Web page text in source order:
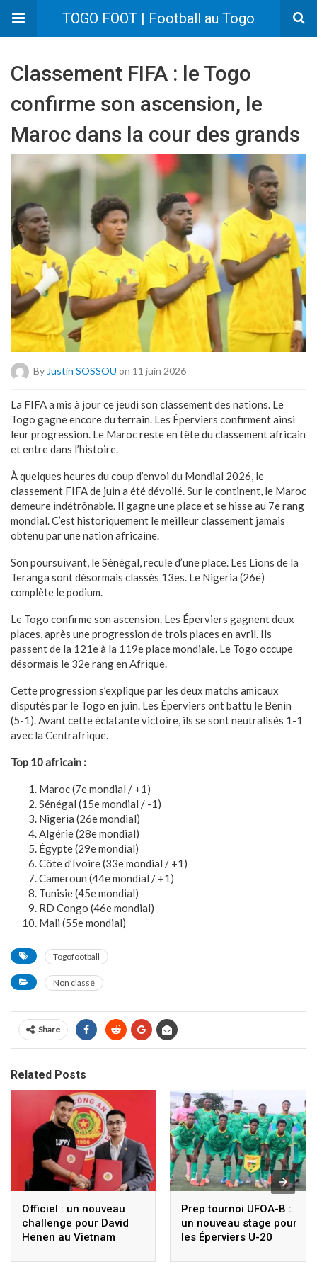
TOGO FOOT | Football au Togo
Classement FIFA : le Togo
confirme son ascension, le
Maroc dans la cour des grands
By Justin SOSSOU on 11 juin 2026
La FIFA a mis à jour ce jeudi son classement des nations. Le
Togo gagne encore du terrain. Les Éperviers confirment ainsi
leur progression. Le Maroc reste en tête du classement africain
et entre dans l’histoire.
À quelques heures du coup d’envoi du Mondial 2026, le
classement FIFA de juin a été dévoilé. Sur le continent, le Maroc
demeure indétrônable. Il gagne une place et se hisse au 7e rang
mondial. C’est historiquement le meilleur classement jamais
obtenu par une nation africaine.
Son poursuivant, le Sénégal, recule d’une place. Les Lions de la
Teranga sont désormais classés 13es. Le Nigeria (26e)
complète le podium.
Le Togo confirme son ascension. Les Éperviers gagnent deux
places, après une progression de trois places en avril. Ils
passent de la 121e à la 119e place mondiale. Le Togo occupe
désormais le 32e rang en Afrique.
Cette progression s’explique par les deux matchs amicaux
disputés par le Togo en juin. Les Éperviers ont battu le Bénin
(5-1). Avant cette éclatante victoire, ils se sont neutralisés 1-1
avec la Centrafrique.
Top 10 africain :
Maroc (7e mondial / +1)
Sénégal (15e mondial / -1)
Nigeria (26e mondial)
Algérie (28e mondial)
Égypte (29e mondial)
Côte d’Ivoire (33e mondial / +1)
Cameroun (44e mondial / +1)
Tunisie (45e mondial)
RD Congo (46e mondial)
Mali (55e mondial)
Togofootball
Non classé
Share
Related Posts
Officiel : un nouveau
challenge pour David
Henen au Vietnam
Prep tournoi UFOA-B :
un nouveau stage pour
les Éperviers U-20